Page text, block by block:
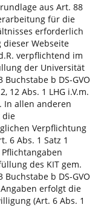
aus Art. 88
für die
erforderlich
Webseite
verpflichtend im
der Universität
Buchstabe b DS-GVO
12 Abs. 1 LHG i.V.m.
In allen anderen
die
Verpflichtung
6 Abs. 1 Satz 1
Pflichtangaben
des KIT gem.
Buchstabe b DS-GVO
erfolgt die
(Art. 6 Abs. 1